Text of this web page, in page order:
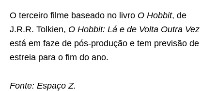
O terceiro filme baseado no livro O Hobbit, de
J.R.R. Tolkien, O Hobbit: Lá e de Volta Outra Vez
está em faze de pós-produção e tem previsão de
estreia para o fim do ano.
Fonte: Espaço Z.